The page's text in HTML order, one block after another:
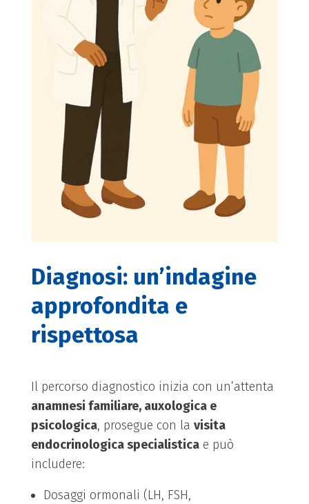
Diagnosi: un’indagine
approfondita e
rispettosa
Il percorso diagnostico inizia con un’attenta
anamnesi familiare, auxologica e
psicologica, prosegue con la visita
endocrinologica specialisticae può
includere:
Dosaggi ormonali (LH, FSH,